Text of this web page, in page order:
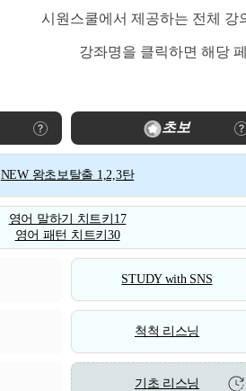
시원스쿨에서 제공하는 전체 강
강좌명을 클릭하면 해당
초보
NEW 왕초보탈출 1,2,3탄
영어 말하기 치트키17
영어 패턴 치트키30
STUDY with SNS
척척 리스닝
기초 리스닝